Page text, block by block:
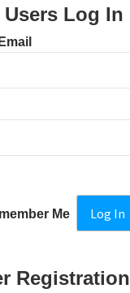
Log In
Me
Registration